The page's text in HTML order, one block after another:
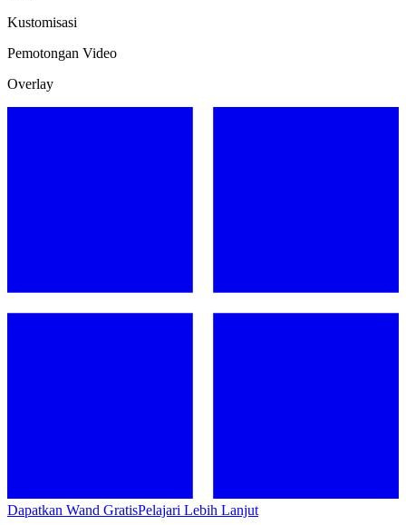
Kustomisasi
Pemotongan Video
Overlay
Dapatkan Wand GratisPelajari Lebih Lanjut